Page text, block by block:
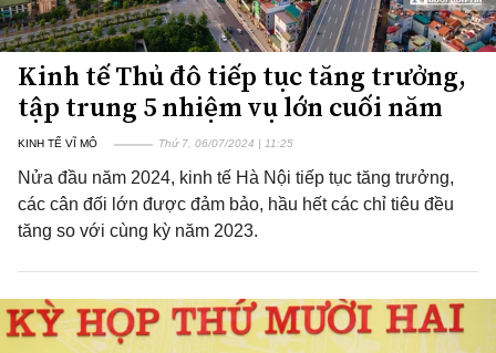
Kinh tế Thủ đô tiếp tục tăng trưởng,
tập trung 5 nhiệm vụ lớn cuối năm
KINH TẾ VĨ MÔ Thứ 7, 06/07/2024 | 11:25
Nửa đầu năm 2024, kinh tế Hà Nội tiếp tục tăng trưởng,
các cân đối lớn được đảm bảo, hầu hết các chỉ tiêu đều
tăng so với cùng kỳ năm 2023.